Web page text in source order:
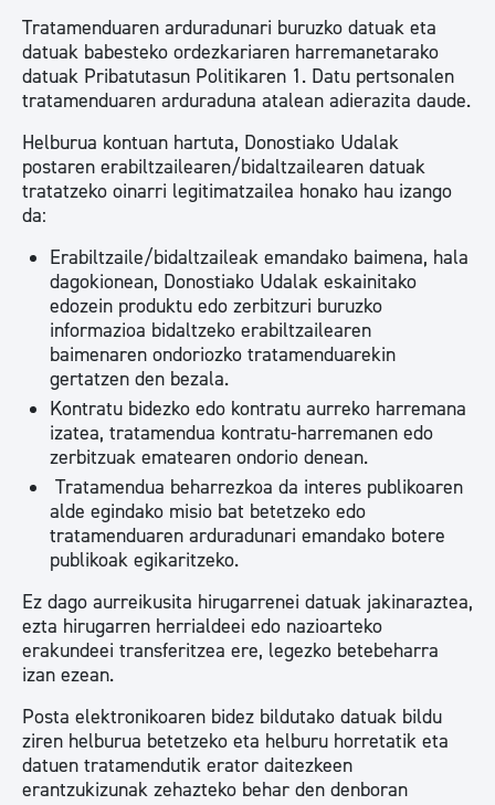
Tratamenduaren arduradunari buruzko datuak eta
datuak babesteko ordezkariaren harremanetarako
datuak Pribatutasun Politikaren 1. Datu pertsonalen
tratamenduaren arduraduna atalean adierazita daude.
Helburua kontuan hartuta, Donostiako Udalak
postaren erabiltzailearen/bidaltzailearen datuak
tratatzeko oinarri legitimatzailea honako hau izango
da:
Erabiltzaile/bidaltzaileak emandako baimena, hala
dagokionean, Donostiako Udalak eskainitako
edozein produktu edo zerbitzuri buruzko
informazioa bidaltzeko erabiltzailearen
baimenaren ondoriozko tratamenduarekin
gertatzen den bezala.
Kontratu bidezko edo kontratu aurreko harremana
izatea, tratamendua kontratu-harremanen edo
zerbitzuak ematearen ondorio denean.
Tratamendua beharrezkoa da interes publikoaren
alde egindako misio bat betetzeko edo
tratamenduaren arduradunari emandako botere
publikoak egikaritzeko.
Ez dago aurreikusita hirugarrenei datuak jakinaraztea,
ezta hirugarren herrialdeei edo nazioarteko
erakundeei transferitzea ere, legezko betebeharra
izan ezean.
Posta elektronikoaren bidez bildutako datuak bildu
ziren helburua betetzeko eta helburu horretatik eta
datuen tratamendutik erator daitezkeen
erantzukizunak zehazteko behar den denboran